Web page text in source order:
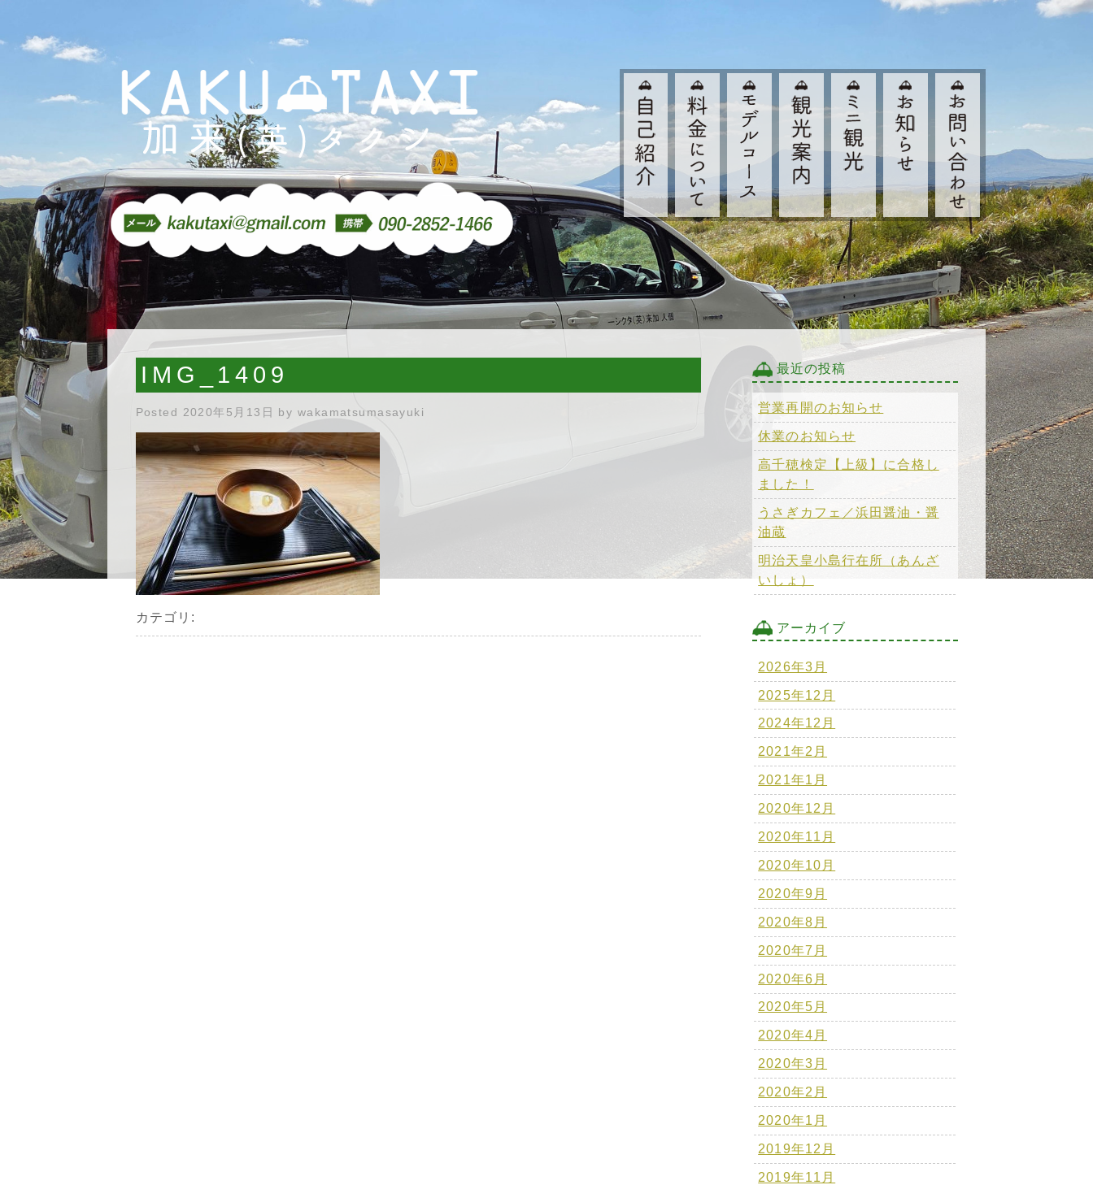
IMG_1409
Posted 2020年5月13日 by wakamatsumasayuki
カテゴリ:
最近の投稿
営業再開のお知らせ
休業のお知らせ
高千穂検定【上級】に合格し
ました！
うさぎカフェ／浜田醤油・醤
油蔵
明治天皇小島行在所（あんざ
いしょ）
アーカイブ
2026年3月
2025年12月
2024年12月
2021年2月
2021年1月
2020年12月
2020年11月
2020年10月
2020年9月
2020年8月
2020年7月
2020年6月
2020年5月
2020年4月
2020年3月
2020年2月
2020年1月
2019年12月
2019年11月